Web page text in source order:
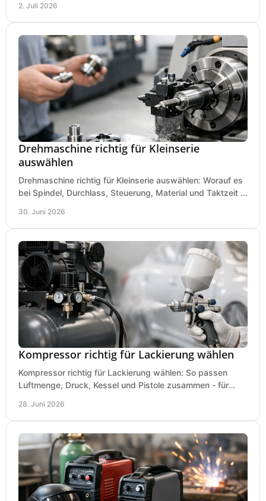
2. Juli 2026
Drehmaschine richtig für Kleinserie
auswählen
Drehmaschine richtig für Kleinserie auswählen: Worauf es
bei Spindel, Durchlass, Steuerung, Material und Taktzeit in
30. Juni 2026
Kompressor richtig für Lackierung wählen
Kompressor richtig für Lackierung wählen: So passen
Luftmenge, Druck, Kessel und Pistole zusammen - für
28. Juni 2026